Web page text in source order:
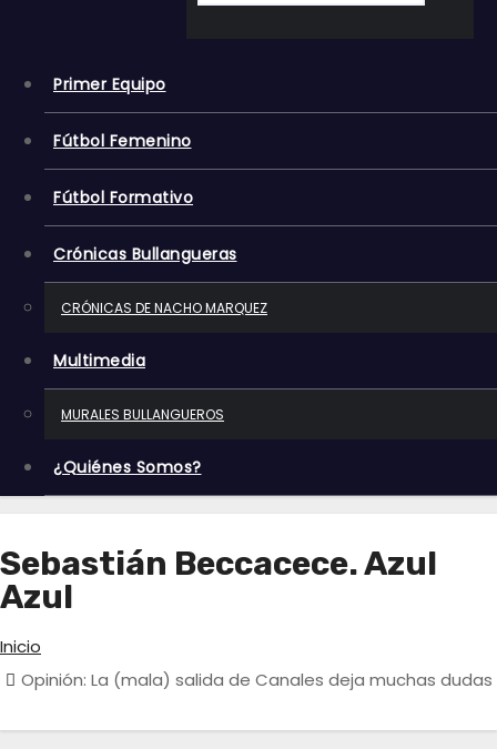
Primer Equipo
Fútbol Femenino
Fútbol Formativo
Crónicas Bullangueras
CRÓNICAS DE NACHO MARQUEZ
Multimedia
MURALES BULLANGUEROS
¿Quiénes Somos?
Sebastián Beccacece. Azul
Azul
Inicio
Opinión: La (mala) salida de Canales deja muchas dudas